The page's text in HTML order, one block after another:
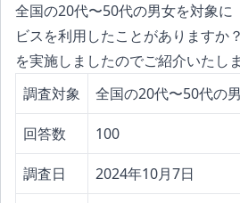
全国の20代〜50代の男女を対象に
ビスを利用したことがありますか
を実施しましたのでご紹介いたしま
調査対象
全国の20代〜50代の
回答数 100
調査日 2024年10月7日